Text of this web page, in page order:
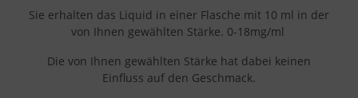
Sie erhalten das Liquid in einer Flasche mit 10 ml in der
von Ihnen gewählten Stärke. 0-18mg/ml
Die von Ihnen gewählten Stärke hat dabei keinen
Einfluss auf den Geschmack.